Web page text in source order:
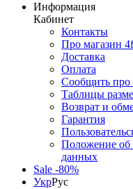
Информация
Кабинет
Контакты
Про магазин
Доставка
Оплата
Сообщить про
Таблицы
Возврат и
Гарантия
Положение об
данных
Sale -80%
УкрРус